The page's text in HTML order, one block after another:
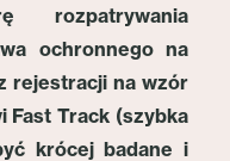
rozpatrywania
ochronnego na
rejestracji na wzór
Fast Track (szybka
krócej badane i